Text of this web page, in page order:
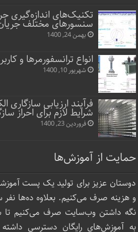
تکنیک‌های اندازه‌گیری
سنسورهای مختلف
بهمن 24, 1400
انواع ترانسفورمرها و
شهریور 10, 1400
فرآیند ارزیابی سازگاری
شرایط لازم برای احراز
فروردین 23, 1400
حمایت از آموزش‌ها
دوستان عزیز برای تولید یک پست
و هزینه صرف می‌کنیم. بعلاوه ده‌ها نفر
نگه داشتن وب‌سایت صرف ‌می‌کنیم تا
به آموزش‌های رایگان دسترسی